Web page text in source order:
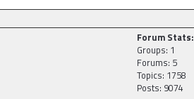
Forum Stats:
Groups: 1
Forums: 5
Topics: 1758
Posts: 9074